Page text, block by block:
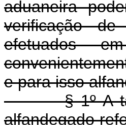
aduaneira
verificação
efetuados
e para isso
§ 1º A tarifa
alfandegado